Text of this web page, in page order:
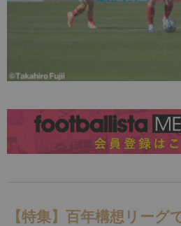
【特集】百年構想リーグ